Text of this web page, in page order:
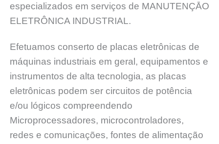
especializados em serviços de MANUTENÇĀO
ELETRÔNICA INDUSTRIAL.
Efetuamos conserto de placas eletrônicas de
máquinas industriais em geral, equipamentos e
instrumentos de alta tecnologia, as placas
eletrônicas podem ser circuitos de potência
e/ou lógicos compreendendo
Microprocessadores, microcontroladores,
redes e comunicações, fontes de alimentação